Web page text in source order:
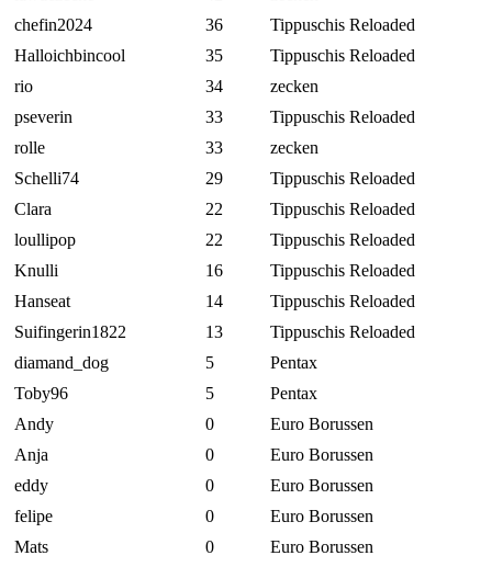
chefin2024
36
Tippuschis Reloaded
Halloichbincool
35
Tippuschis Reloaded
rio
34
zecken
pseverin
33
Tippuschis Reloaded
rolle
33
zecken
Schelli74
29
Tippuschis Reloaded
Clara
22
Tippuschis Reloaded
loullipop
22
Tippuschis Reloaded
Knulli
16
Tippuschis Reloaded
Hanseat
14
Tippuschis Reloaded
Suifingerin1822
13
Tippuschis Reloaded
diamand_dog
5
Pentax
Toby96
5
Pentax
Andy
0
Euro Borussen
Anja
0
Euro Borussen
eddy
0
Euro Borussen
felipe
0
Euro Borussen
Mats
0
Euro Borussen